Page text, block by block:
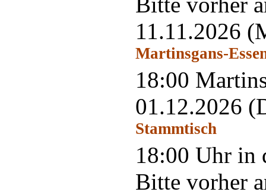
11.11.2026
Martinsgans-
18:00
01.12.2026
Stammtisch
18:00 Uhr in
Bitte vorher